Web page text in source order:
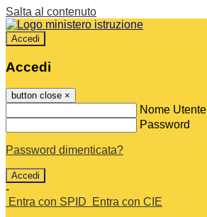
Salta al contenuto
Accedi
Accedi
button close ×
Nome Utente
Password
Password dimenticata?
-
Entra con SPID
Entra con CIE